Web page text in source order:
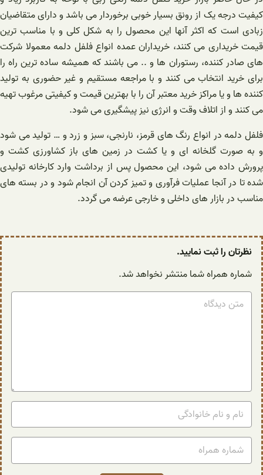
کیفیت درجه یک از رونق بسیار خوبی برخوردار می باشد و دارای متقاضیان
زبادی است که اکثر آنها این محصول را به شکل کلی و با مناسب ترین
قیمت خریداری می کنند، خریداران عمده انواع فلفل دلمه معمولا شرکت
های صادر کننده، رستوران ها و .. می باشند که همیشه ساده ترین راه را
برای خرید انتخاب می کنند و با مراجعه مستقیم و غیر حضوری به تولید
کننده ها و یا مراکز خرید معتبر آن را با بهترین قیمت و کیفیتی مرغوب تهیه
می کنند و از اتلاف وقت و انرژی نیز پیشگیری می شود.
فلفل دلمه در انواع رنگ های قرمز، نارنجی، سبز و زرد و … تولید می شود
و به صورت گلخانه ای و یا کشت در زمین های باز کشاورزی کشت و
پرورش داده می شود، این محصول پس از برداشت وارد کارخانه تولیدی
شده تا در آنجا عملیات فرآوری و تمیز کردن آن انجام شود و در بسته های
مناسب در بازار های داخلی و خارجی عرضه می گردد.
نظرتان را ثبت نمایید.
شماره همراه شما منتشر نخواهد شد.